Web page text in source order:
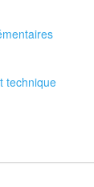
technique